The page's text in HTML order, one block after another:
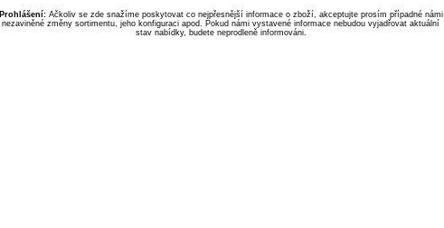
Prohlášení:Ačkoliv se zde snažíme poskytovat co nejpřesnější informace o zboží, akceptujte prosím případné námi
nezaviněné změny sortimentu, jeho konfiguraci apod. Pokud námi vystavené informace nebudou vyjadřovat aktuální
stav nabídky, budete neprodleně informováni.